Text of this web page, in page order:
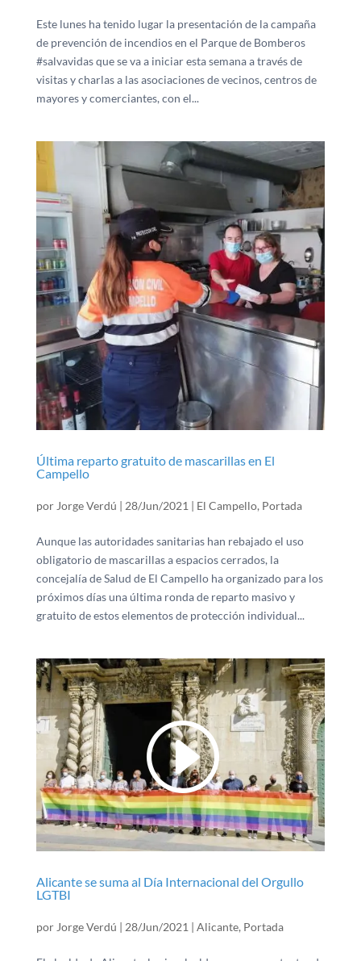
Este lunes ha tenido lugar la presentación de la campaña
de prevención de incendios en el Parque de Bomberos
#salvavidas que se va a iniciar esta semana a través de
visitas y charlas a las asociaciones de vecinos, centros de
mayores y comerciantes, con el...
Última reparto gratuito de mascarillas en El
Campello
por Jorge Verdú | 28/Jun/2021 | El Campello, Portada
Aunque las autoridades sanitarias han rebajado el uso
obligatorio de mascarillas a espacios cerrados, la
concejalía de Salud de El Campello ha organizado para los
próximos días una última ronda de reparto masivo y
gratuito de estos elementos de protección individual...
Alicante se suma al Día Internacional del Orgullo
LGTBI
por Jorge Verdú | 28/Jun/2021 | Alicante, Portada